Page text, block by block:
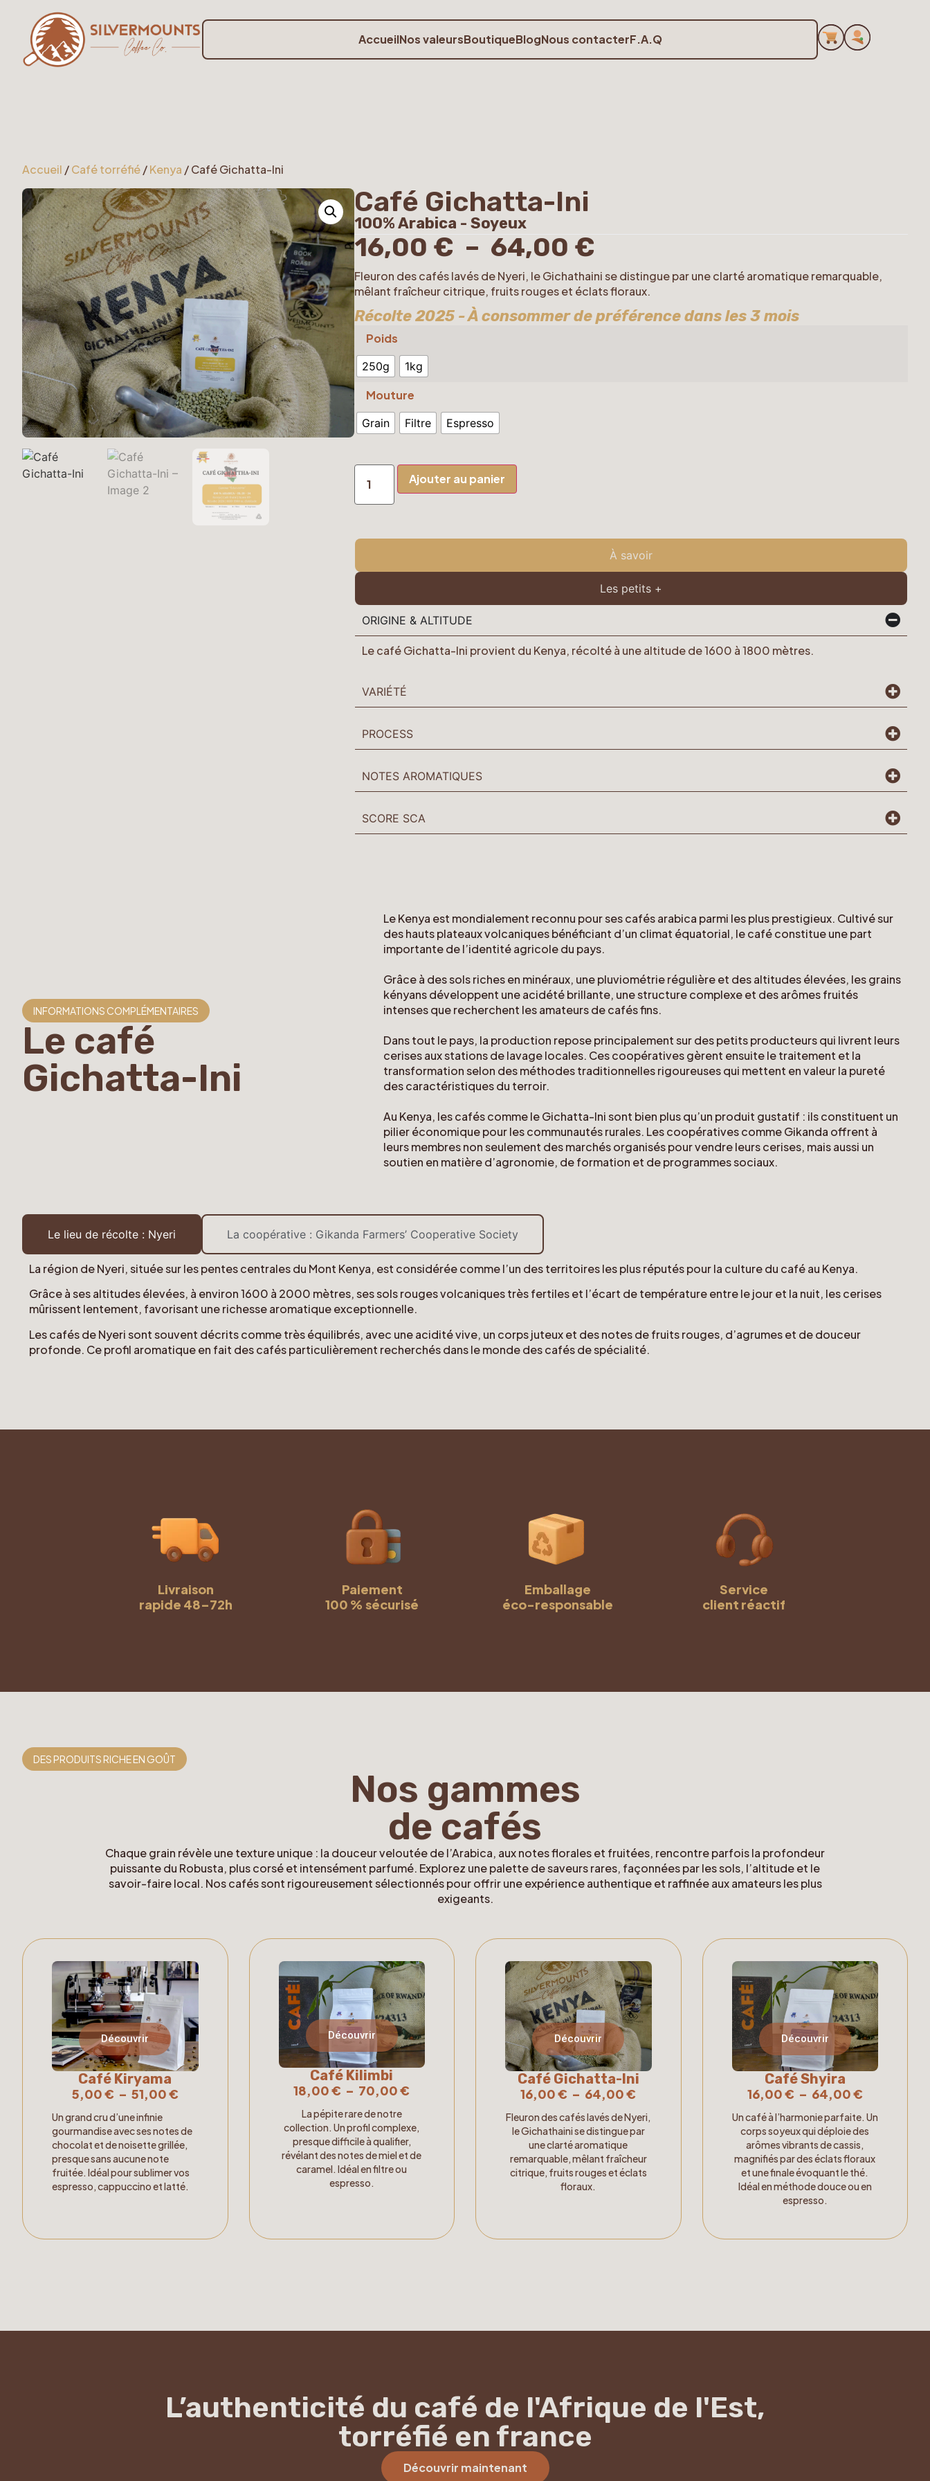
AccueilNos valeursBoutiqueBlogNous contacterF.A.Q
Accueil /Café torréfié/Kenya / Café Gichatta-Ini
Café Gichatta-Ini
100% Arabica - Soyeux
16,00 € – 64,00 €
Fleuron des cafés lavés de Nyeri, le Gichathaini se distingue par une clarté aromatique remarquable,
mêlant fraîcheur citrique, fruits rouges et éclats floraux.
Récolte 2025 - À consommer de préférence dans les 3 mois
Poids
250g 1kg
Mouture
Grain Filtre Espresso
Ajouter au panier
À savoir
Les petits +
ORIGINE & ALTITUDE
Le café Gichatta-Ini provient du Kenya, récolté à une altitude de 1600 à 1800 mètres.
VARIÉTÉ
PROCESS
NOTES AROMATIQUES
SCORE SCA
INFORMATIONS COMPLÉMENTAIRES
Le café
Gichatta-Ini
Le Kenya est mondialement reconnu pour ses cafés arabica parmi les plus prestigieux. Cultivé sur
des hauts plateaux volcaniques bénéficiant d’un climat équatorial, le café constitue une part
importante de l’identité agricole du pays.
Grâce à des sols riches en minéraux, une pluviométrie régulière et des altitudes élevées, les grains
kényans développent une acidété brillante, une structure complexe et des arômes fruités
intenses que recherchent les amateurs de cafés fins.
Dans tout le pays, la production repose principalement sur des petits producteurs qui livrent leurs
cerises aux stations de lavage locales. Ces coopératives gèrent ensuite le traitement et la
transformation selon des méthodes traditionnelles rigoureuses qui mettent en valeur la pureté
des caractéristiques du terroir.
Au Kenya, les cafés comme le Gichatta-Ini sont bien plus qu’un produit gustatif : ils constituent un
pilier économique pour les communautés rurales. Les coopératives comme Gikanda offrent à
leurs membres non seulement des marchés organisés pour vendre leurs cerises, mais aussi un
soutien en matière d’agronomie, de formation et de programmes sociaux.
Le lieu de récolte : Nyeri La coopérative : Gikanda Farmers’ Cooperative Society
La région de Nyeri, située sur les pentes centrales du Mont Kenya, est considérée comme l’un des territoires les plus réputés pour la culture du café au Kenya.
Grâce à ses altitudes élevées, à environ 1600 à 2000 mètres, ses sols rouges volcaniques très fertiles et l’écart de température entre le jour et la nuit, les cerises
mûrissent lentement, favorisant une richesse aromatique exceptionnelle.
Les cafés de Nyeri sont souvent décrits comme très équilibrés, avec une acidité vive, un corps juteux et des notes de fruits rouges, d’agrumes et de douceur
profonde. Ce profil aromatique en fait des cafés particulièrement recherchés dans le monde des cafés de spécialité.
Livraison
rapide 48–72h
Paiement
100 % sécurisé
Emballage
éco-responsable
Service
client réactif
DES PRODUITS RICHE EN GOÛT
Nos gammes
de cafés
Chaque grain révèle une texture unique : la douceur veloutée de l’Arabica, aux notes florales et fruitées, rencontre parfois la profondeur
puissante du Robusta, plus corsé et intensément parfumé. Explorez une palette de saveurs rares, façonnées par les sols, l’altitude et le
savoir-faire local. Nos cafés sont rigoureusement sélectionnés pour offrir une expérience authentique et raffinée aux amateurs les plus
exigeants.
Découvrir
Café Kiryama
5,00€ – 51,00€
Un grand cru d’une infinie
gourmandise avec ses notes de
chocolat et de noisette grillée,
presque sans aucune note
fruitée. Idéal pour sublimer vos
espresso, cappuccino et latté.
Découvrir
Café Kilimbi
18,00€ – 70,00€
La pépite rare de notre
collection. Un profil complexe,
presque difficile à qualifier,
révélant des notes de miel et de
caramel. Idéal en filtre ou
espresso.
Découvrir
Café Gichatta-Ini
16,00€ – 64,00€
Fleuron des cafés lavés de Nyeri,
le Gichathaini se distingue par
une clarté aromatique
remarquable, mêlant fraîcheur
citrique, fruits rouges et éclats
floraux.
Découvrir
Café Shyira
16,00€ – 64,00€
Un café à l’harmonie parfaite. Un
corps soyeux qui déploie des
arômes vibrants de cassis,
magnifiés par des éclats floraux
et une finale évoquant le thé.
Idéal en méthode douce ou en
espresso.
L’authenticité du café de l'Afrique de l'Est,
torréfié en france
Découvrir maintenant